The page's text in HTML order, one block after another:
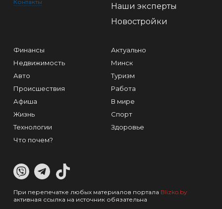
Контакты
Наши эксперты
Новостройки
Финансы
Недвижимость
Авто
Происшествия
Афиша
Жизнь
Технологии
Что почем?
Актуально
Минск
Туризм
Работа
В мире
Спорт
Здоровье
При перепечатке любых материалов портала Blizko.by
активная ссылка на источник обязательна